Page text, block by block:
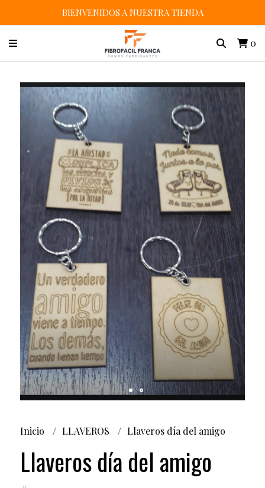
BIENVENIDOS A NUESTRA TIENDA
0
Inicio LLAVEROS Llaveros día del amigo
Llaveros día del amigo